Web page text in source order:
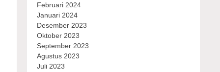
Februari 2024
Januari 2024
Desember 2023
Oktober 2023
September 2023
Agustus 2023
Juli 2023